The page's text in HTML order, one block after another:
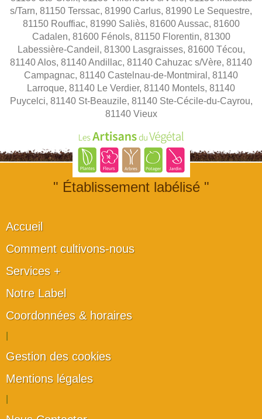
s/Tarn, 81150 Terssac, 81990 Carlus, 81990 Le Sequestre,
81150 Rouffiac, 81990 Saliès, 81600 Aussac, 81600
Cadalen, 81600 Fénols, 81150 Florentin, 81300
Labessière-Candeil, 81300 Lasgraisses, 81600 Técou,
81140 Alos, 81140 Andillac, 81140 Cahuzac s/Vère, 81140
Campagnac, 81140 Castelnau-de-Montmiral, 81140
Larroque, 81140 Le Verdier, 81140 Montels, 81140
Puycelci, 81140 St-Beauzile, 81140 Ste-Cécile-du-Cayrou,
81140 Vieux
" Établissement labélisé "
Accueil
Comment cultivons-nous
Services +
Notre Label
Coordonnées & horaires
Gestion des cookies
Mentions légales